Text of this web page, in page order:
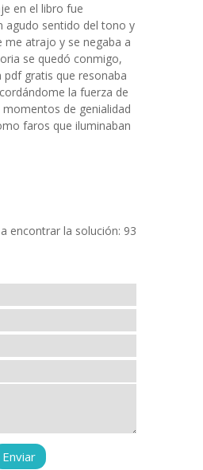
en el libro fue
agudo sentido del tono y
me atrajo y se negaba a
se quedó conmigo,
gratis que resonaba
la fuerza de
momentos de genialidad
faros que iluminaban